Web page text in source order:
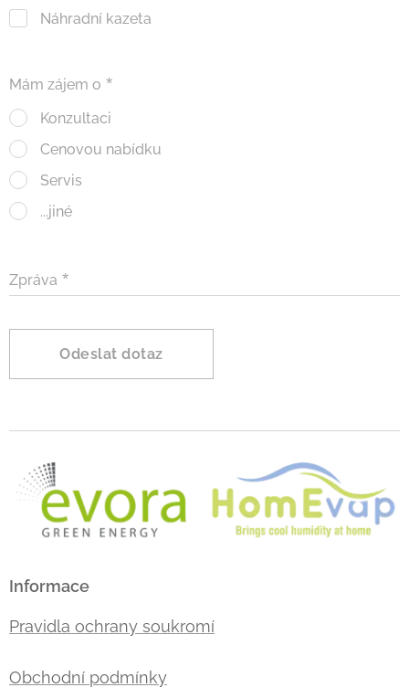
Náhradní kazeta
Mám zájem o
Konzultaci
Cenovou nabídku
Servis
...jiné
Zpráva
Odeslat dotaz
Informace
Pravidla ochrany soukromí
Obchodní podmínky